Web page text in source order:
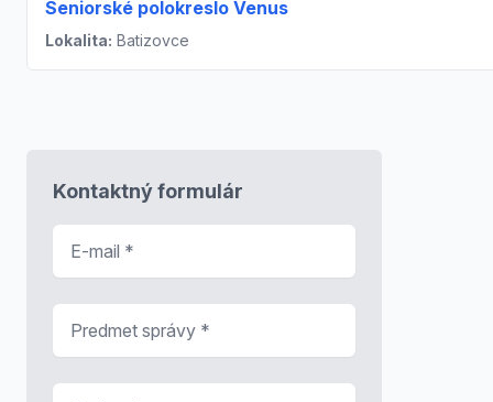
Seniorské polokreslo Venus
Lokalita: Batizovce
Kontaktný formulár